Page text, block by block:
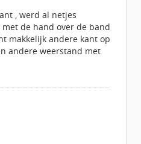
, werd al netjes
de hand over de band
makkelijk andere kant op
andere weerstand met